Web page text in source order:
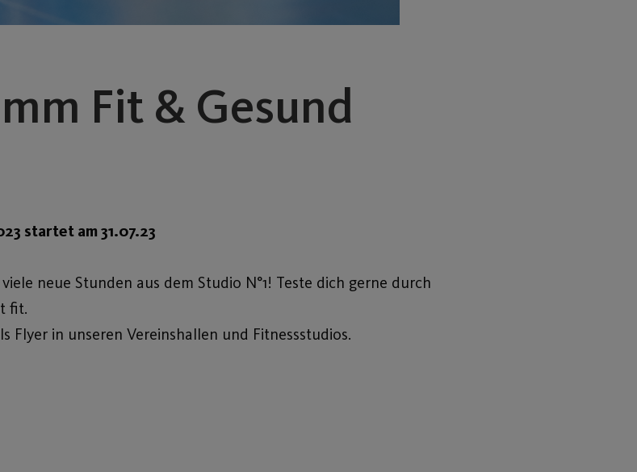
Fit & Gesund
startet am 31.07.23
neue Stunden aus dem Studio N°1! Teste dich gerne durch
fit.
Flyer in unseren Vereinshallen und Fitnessstudios.